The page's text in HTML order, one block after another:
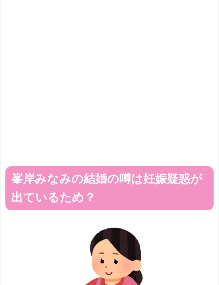
峯岸みなみの結婚の噂は妊娠疑惑が
出ているため？